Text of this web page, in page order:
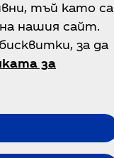
за
и
обръщат
за
тъй като са
нашия сайт.
за да
за